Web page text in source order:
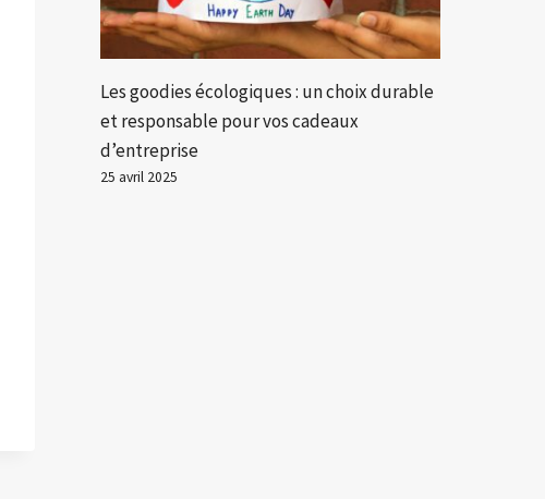
Les goodies écologiques : un choix durable
et responsable pour vos cadeaux
d’entreprise
25 avril 2025